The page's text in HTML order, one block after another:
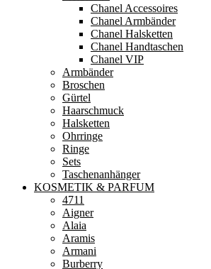
Chanel Accessoires
Chanel Armbänder
Chanel Halsketten
Chanel Handtaschen
Chanel VIP
Armbänder
Broschen
Gürtel
Haarschmuck
Halsketten
Ohrringe
Ringe
Sets
Taschenanhänger
KOSMETIK & PARFUM
4711
Aigner
Alaia
Aramis
Armani
Burberry